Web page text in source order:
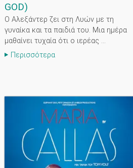
GOD)
Ο Αλεξάντερ ζει στη Λυών με τη
γυναίκα και τα παιδιά του. Μια ημέρα
μαθαίνει τυχαία ότι ο ιερέας ...
Περισσότερα